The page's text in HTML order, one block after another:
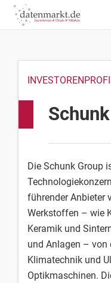
Skip
Die Schunk Group
führender Anbieter
Werkstoffen – wie
Keramik und
und Anlagen – von
Klimatechnik und
Optikmaschinen.